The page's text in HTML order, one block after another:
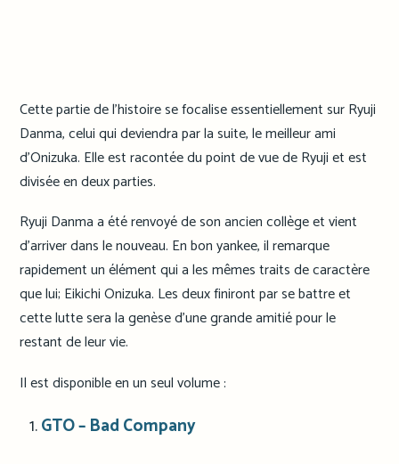
Cette partie de l’histoire se focalise essentiellement sur Ryuji
Danma, celui qui deviendra par la suite, le meilleur ami
d’Onizuka. Elle est racontée du point de vue de Ryuji et est
divisée en deux parties.
Ryuji Danma a été renvoyé de son ancien collège et vient
d’arriver dans le nouveau. En bon yankee, il remarque
rapidement un élément qui a les mêmes traits de caractère
que lui; Eikichi Onizuka. Les deux finiront par se battre et
cette lutte sera la genèse d’une grande amitié pour le
restant de leur vie.
Il est disponible en un seul volume :
GTO – Bad Company